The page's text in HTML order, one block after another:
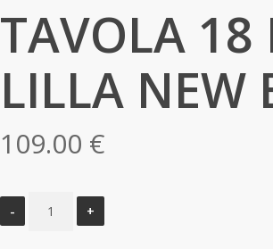
TAVOLA 18
LILLA NEW
109.00 €